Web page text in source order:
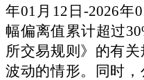
年01月12日-2026年
幅偏离值累计超过
所交易规则》的有
波动的情形。同时